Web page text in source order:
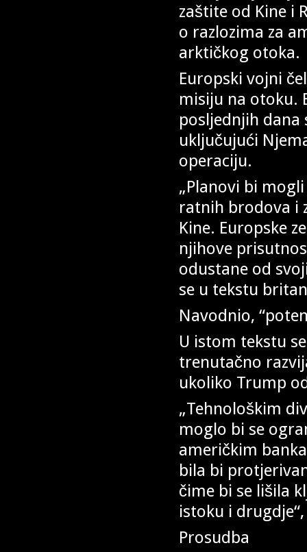
zaštite od Kine i
o razlozima za
arktičkog otoka.
Europski vojni
misiju na otoku.
posljednjih dana
uključujući
operaciju.
„Planovi bi
ratnih brodova i
Kine. Europske
njihove
odustane od
se u tekstu
Navodnio,
U istom tekstu
trenutačno
ukoliko Trump
„Tehnološkim
moglo bi se
američkim
bila bi
čime bi se lišila
istoku i
Prosudba